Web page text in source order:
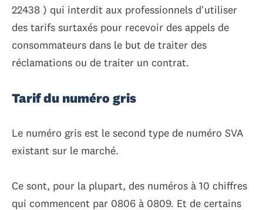
22438 ) qui interdit aux professionnels d'utiliser
des tarifs surtaxés pour recevoir des appels de
consommateurs dans le but de traiter des
réclamations ou de traiter un contrat.
Tarif du numéro gris
Le numéro gris est le second type de numéro SVA
existant sur le marché.
Ce sont, pour la plupart, des numéros à 10 chiffres
qui commencent par 0806 à 0809. Et de certains